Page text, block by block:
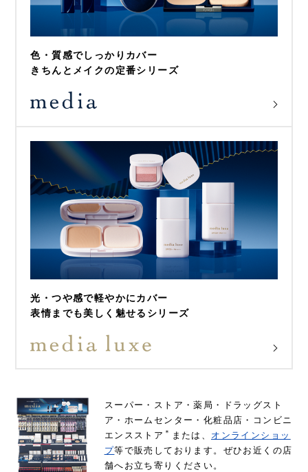
色・質感でしっかりカバー
きちんとメイクの定番シリーズ
光・つや感で軽やかにカバー
表情までも美しく魅せるシリーズ
スーパー・ストア・薬局・ドラッグスト
ア・ホームセンター・化粧品店・コンビニ
エンスストア ＊ または、 オンラインショッ
プ等で販売しております。ぜひお近くの店
舗へお立ち寄りください。